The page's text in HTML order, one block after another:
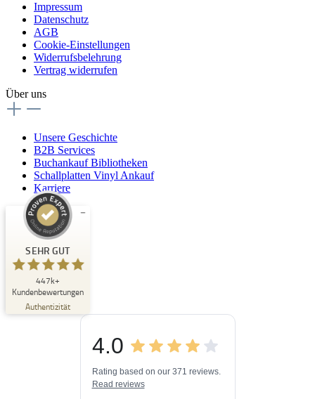
Impressum
Datenschutz
AGB
Cookie-Einstellungen
Widerrufsbelehrung
Vertrag widerrufen
Über uns
Unsere Geschichte
B2B Services
Buchankauf Bibliotheken
Schallplatten Vinyl Ankauf
Karriere
SEHR GUT
447k+
Kundenbewertungen
Authentizität
Kundenbewertungen und Erfahrungen zu
SEHR GUT
4,84
/
5,00
3
ProvenExpert.com
4.0
Rating based on our 371 reviews.
Read reviews